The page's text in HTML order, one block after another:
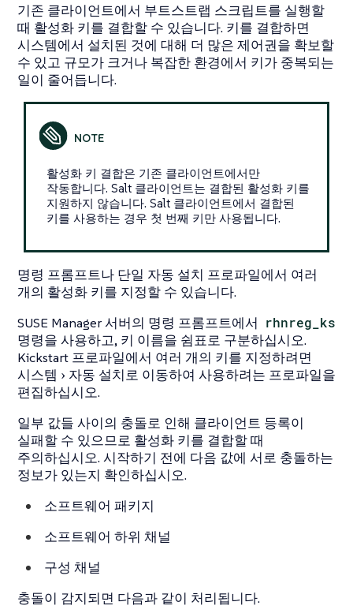
기존 클라이언트에서 부트스트랩 스크립트를 실행할
때 활성화 키를 결합할 수 있습니다. 키를 결합하면
시스템에서 설치된 것에 대해 더 많은 제어권을 확보할
수 있고 규모가 크거나 복잡한 환경에서 키가 중복되는
일이 줄어듭니다.
활성화 키 결합은 기존 클라이언트에서만
작동합니다. Salt 클라이언트는 결합된 활성화 키를
지원하지 않습니다. Salt 클라이언트에서 결합된
키를 사용하는 경우 첫 번째 키만 사용됩니다.
명령 프롬프트나 단일 자동 설치 프로파일에서 여러
개의 활성화 키를 지정할 수 있습니다.
SUSE Manager 서버의 명령 프롬프트에서 rhnreg_ks
명령을 사용하고, 키 이름을 쉼표로 구분하십시오.
Kickstart 프로파일에서 여러 개의 키를 지정하려면
시스템
자동 설치로 이동하여 사용하려는 프로파일을
편집하십시오.
일부 값들 사이의 충돌로 인해 클라이언트 등록이
실패할 수 있으므로 활성화 키를 결합할 때
주의하십시오. 시작하기 전에 다음 값에 서로 충돌하는
정보가 있는지 확인하십시오.
소프트웨어 패키지
소프트웨어 하위 채널
구성 채널
충돌이 감지되면 다음과 같이 처리됩니다.